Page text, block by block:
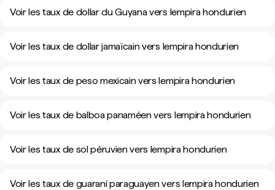
Voir les taux de dollar du Guyana vers lempira hondurien
Voir les taux de dollar jamaïcain vers lempira hondurien
Voir les taux de peso mexicain vers lempira hondurien
Voir les taux de balboa panaméen vers lempira hondurien
Voir les taux de sol péruvien vers lempira hondurien
Voir les taux de guaraní paraguayen vers lempira hondurien